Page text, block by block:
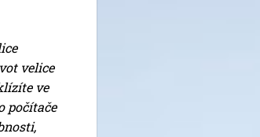
velice
ve
počítače